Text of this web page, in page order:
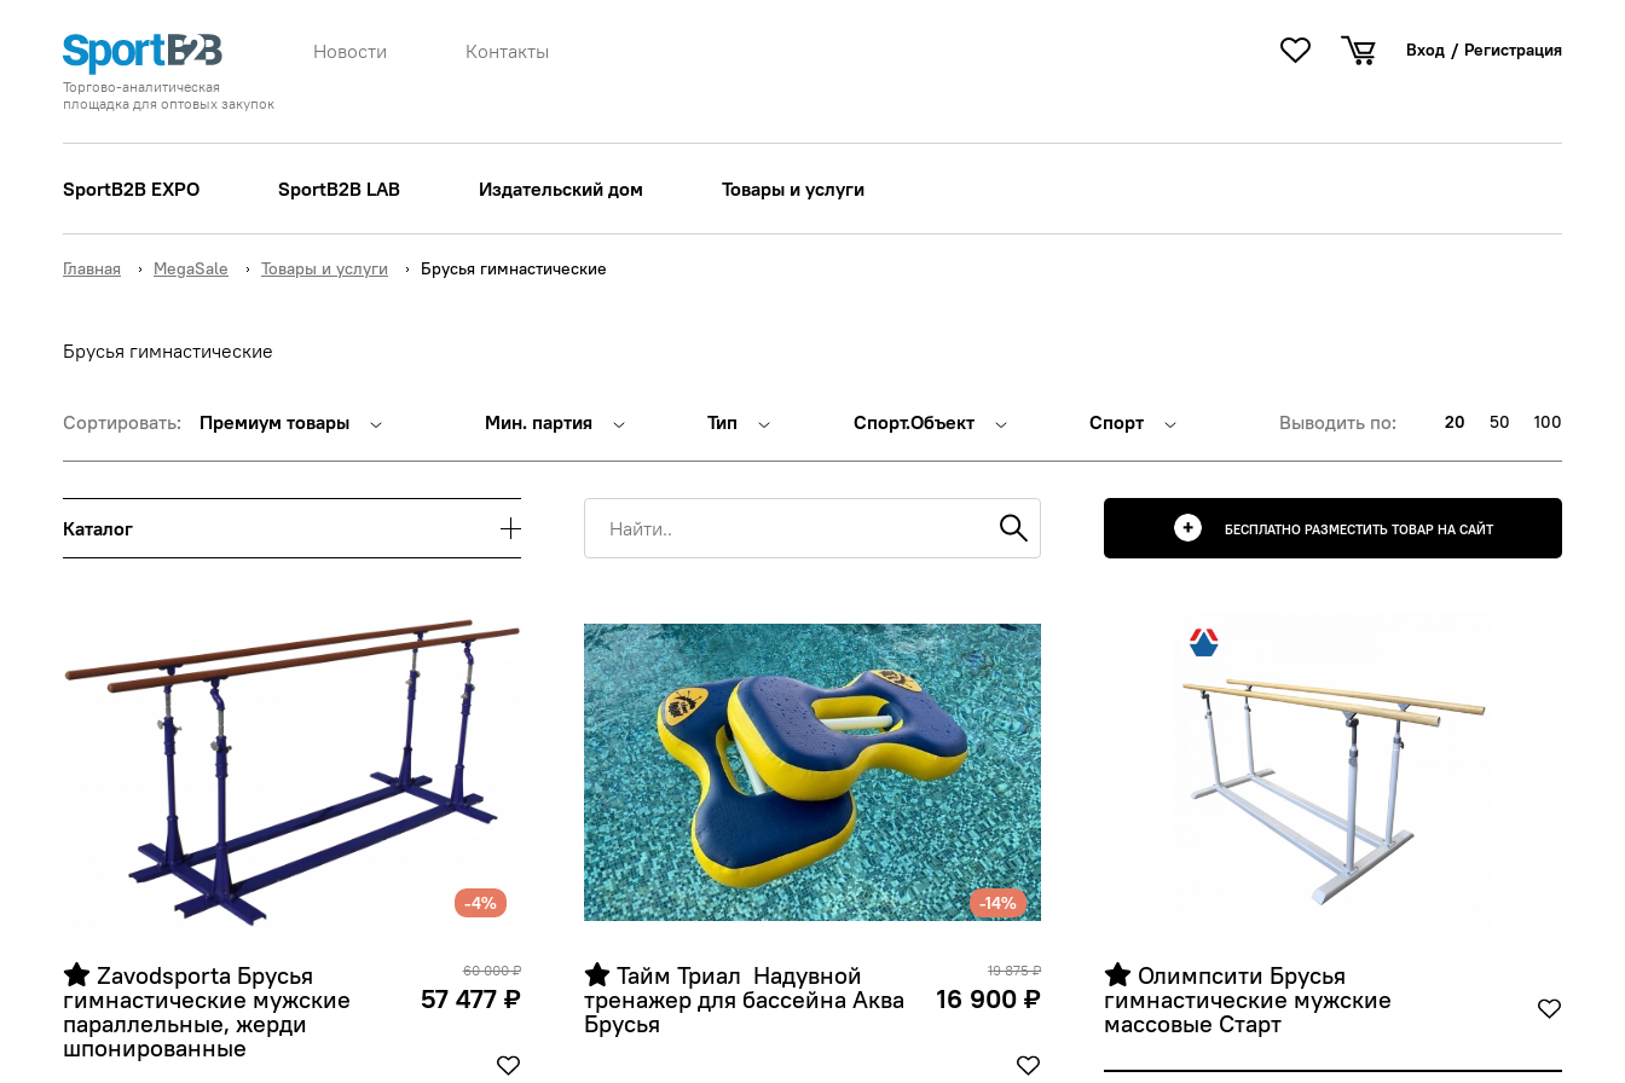
Торгово-аналитическая
площадка для оптовых закупок
Новости Контакты Вход / Регистрация
SportB2B EXPO SportB2B LAB Издательский дом Товары и услуги
Главная MegaSale Товары и услуги Брусья гимнастические
Брусья гимнастические
Каталог БЕСПЛАТНО РАЗМЕСТИТЬ ТОВАР НА САЙТ
Сортировать: Премиум товары Мин. партия Тип Спорт.Объект Спорт Выводить по: 20 50 100
-4%
Zavodsporta Брусья
гимнастические мужские
параллельные, жерди
шпонированные
60 000 ₽
57 477 ₽
-14%
Тайм Триал  Надувной
тренажер для бассейна Аква
Брусья
19 875 ₽
16 900 ₽
Олимпсити Брусья
гимнастические мужские
массовые Старт